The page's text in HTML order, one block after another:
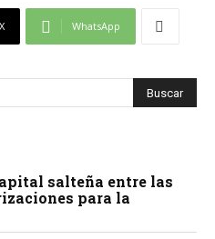
X WhatsApp
salteña entre las
para la